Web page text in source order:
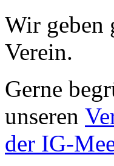
Wir geben
Verein.
Gerne
unseren
der IG-